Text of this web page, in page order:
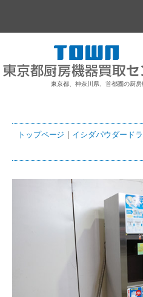
東京都、神奈川県、首都圏の厨
トップページ | イシダパウダード